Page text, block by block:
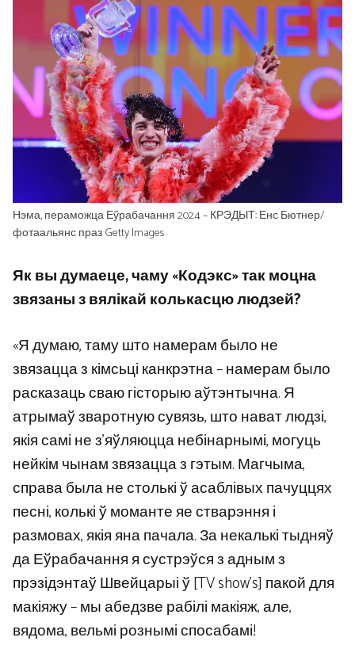
Нэма, пераможца Еўрабачання 2024 – КРЭДЫТ: Енс Бютнер/
фотаальянс праз Getty Images
Як вы думаеце, чаму «Кодэкс» так моцна
звязаны з вялікай колькасцю людзей?
«Я думаю, таму што намерам было не
звязацца з кімсьці канкрэтна – намерам было
расказаць сваю гісторыю аўтэнтычна. Я
атрымаў зваротную сувязь, што нават людзі,
якія самі не з’яўляюцца небінарнымі, могуць
нейкім чынам звязацца з гэтым. Магчыма,
справа была не столькі ў асаблівых пачуццях
песні, колькі ў моманте яе стварэння і
размовах, якія яна пачала. За некалькі тыдняў
да Еўрабачання я сустрэўся з адным з
прэзідэнтаў Швейцарыі ў [TV show’s] пакой для
макіяжу – мы абедзве рабілі макіяж, але,
вядома, вельмі рознымі спосабамі!